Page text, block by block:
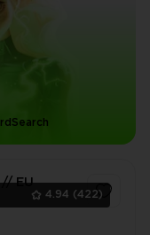
4.94 (422)
// EU